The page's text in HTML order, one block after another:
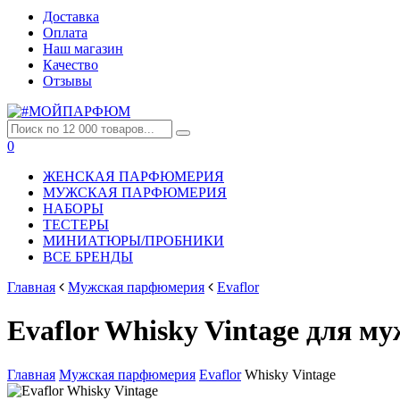
Доставка
Оплата
Наш магазин
Качество
Отзывы
0
ЖЕНСКАЯ ПАРФЮМЕРИЯ
МУЖСКАЯ ПАРФЮМЕРИЯ
НАБОРЫ
ТЕСТЕРЫ
МИНИАТЮРЫ/ПРОБНИКИ
ВСЕ БРЕНДЫ
Главная
Мужская парфюмерия Evaflor
Evaflor Whisky Vintage для
Главная Мужская парфюмерия Evaflor Whisky Vintage